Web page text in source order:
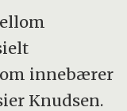
innebærer
Knudsen.